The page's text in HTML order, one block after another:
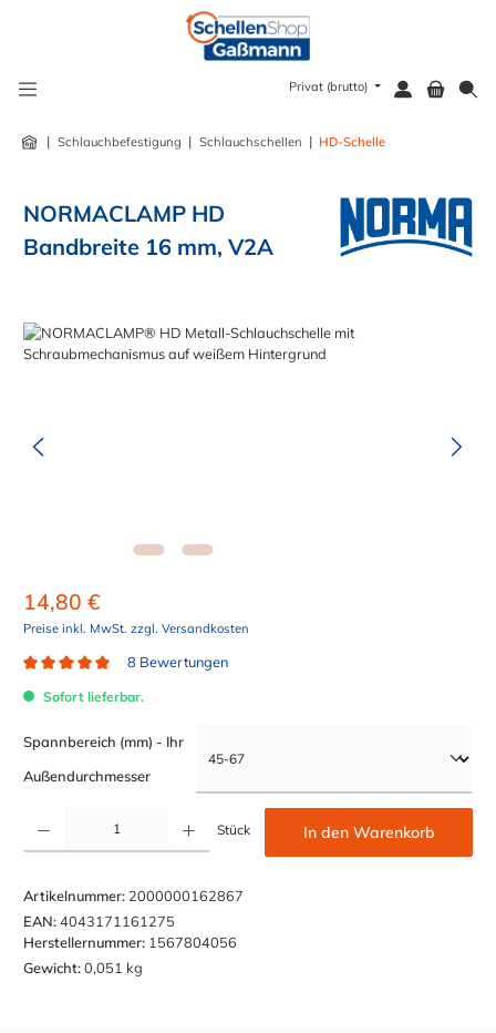
Privat (brutto)
| Schlauchbefestigung | Schlauchschellen | HD-Schelle
NORMACLAMP HD
Bandbreite 16 mm, V2A
Bildergalerie überspringen
14,80 €
Preise inkl. MwSt. zzgl. Versandkosten
8 Bewertungen
Sofort lieferbar.
Spannbereich (mm) - Ihr
Außendurchmesserauswählen
Produkt Anzahl: Gib den gewünschten Wert ein oder benutze die Schaltflächen um die Anzahl
Stück In den Warenkorb
Artikelnummer: 2000000162867
EAN:4043171161275
Herstellernummer: 1567804056
Gewicht:0,051 kg